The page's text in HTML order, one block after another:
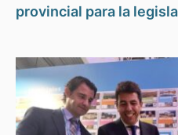
provincial para la